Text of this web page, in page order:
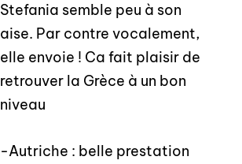
Stefania semble peu à son
aise. Par contre vocalement,
elle envoie ! Ca fait plaisir de
retrouver la Grèce à un bon
niveau
-Autriche : belle prestation